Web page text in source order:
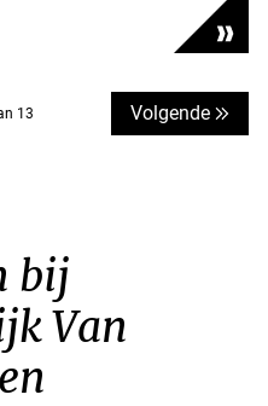
13 Volgende
bij
Van